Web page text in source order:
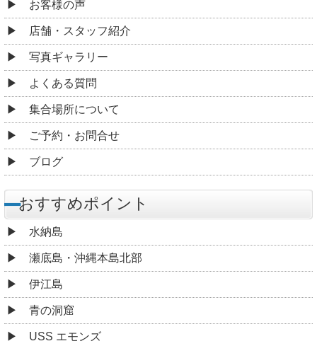
お客様の声
店舗・スタッフ紹介
写真ギャラリー
よくある質問
集合場所について
ご予約・お問合せ
ブログ
おすすめポイント
水納島
瀬底島・沖縄本島北部
伊江島
青の洞窟
USS エモンズ